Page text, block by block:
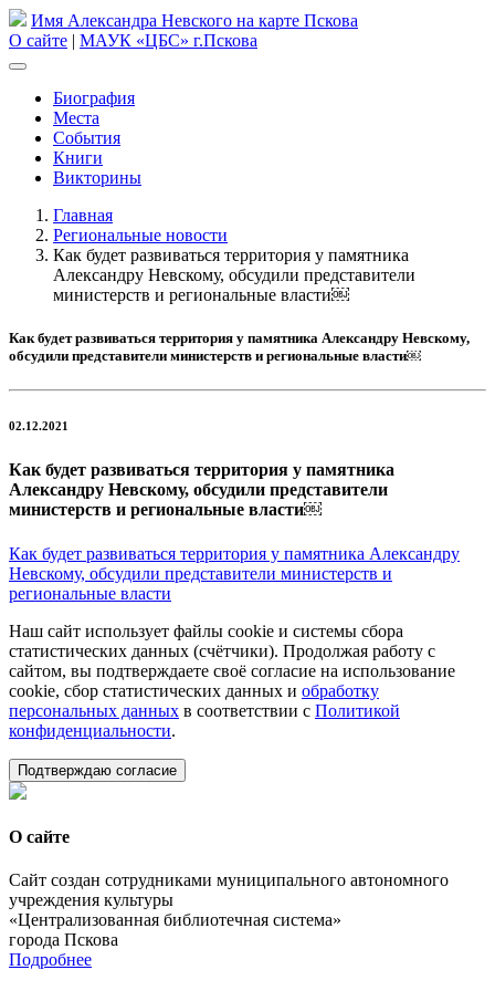
Имя Александра Невского на карте Пскова
О сайте | МАУК «ЦБС» г.Пскова
Биография
Места
События
Книги
Викторины
Главная
Региональные новости
Как будет развиваться территория у памятника
Александру Невскому, обсудили представители
министерств и региональные власти￼
Как будет развиваться территория у памятника Александру Невскому,
обсудили представители министерств и региональные власти￼
02.12.2021
Как будет развиваться территория у памятника
Александру Невскому, обсудили представители
министерств и региональные власти￼
Как будет развиваться территория у памятника Александру
Невскому, обсудили представители министерств и
региональные власти
Наш сайт использует файлы cookie и системы сбора
статистических данных (счётчики). Продолжая работу с
сайтом, вы подтверждаете своё согласие на использование
cookie, сбор статистических данных и обработку
персональных данных в соответствии с Политикой
конфиденциальности.
Подтверждаю согласие
О сайте
Сайт создан сотрудниками муниципального автономного
учреждения культуры
«Централизованная библиотечная система»
города Пскова
Подробнее